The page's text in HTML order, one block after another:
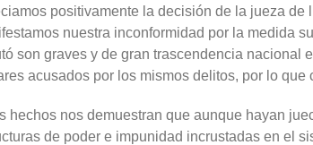
positivamente la decisión de la jueza
nuestra inconformidad por la medida
son graves y de gran trascendencia nacional
acusados por los mismos delitos, por lo
hechos nos demuestran que aunque hayan
de poder e impunidad incrustadas en el